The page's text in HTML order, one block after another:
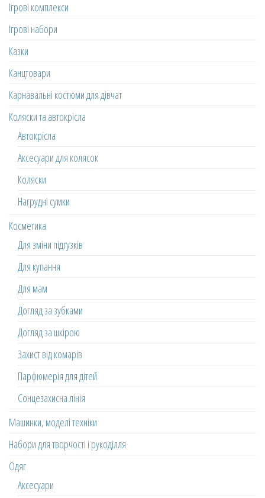
Ігрові комплекси
Ігрові набори
Казки
Канцтовари
Карнавальні костюми для дівчат
Коляски та автокрісла
Автокрісла
Аксесуари для колясок
Коляски
Нагрудні сумки
Косметика
Для зміни підгузків
Для купання
Для мам
Догляд за зубками
Догляд за шкірою
Захист від комарів
Парфюмерія для дітей
Сонцезахисна лінія
Машинки, моделі техніки
Набори для творчості і рукоділля
Одяг
Аксесуари